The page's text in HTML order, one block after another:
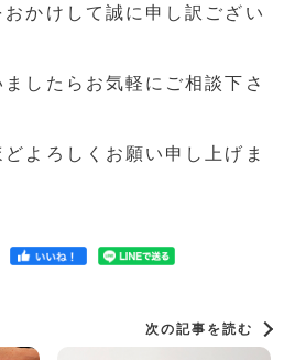
かけして誠に申し訳ござい
したらお気軽にご相談下さ
よろしくお願い申し上げま
次の記事を読む